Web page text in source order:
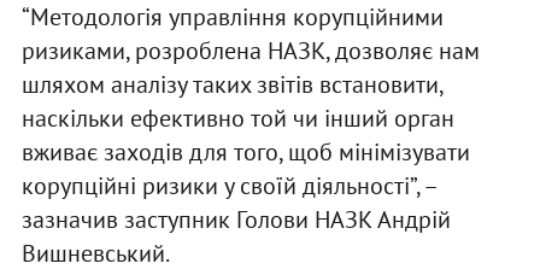
“Методологія управління корупційними
ризиками, розроблена НАЗК, дозволяє нам
шляхом аналізу таких звітів встановити,
наскільки ефективно той чи інший орган
вживає заходів для того, щоб мінімізувати
корупційні ризики у своїй діяльності”, –
зазначив заступник Голови НАЗК Андрій
Вишневський.